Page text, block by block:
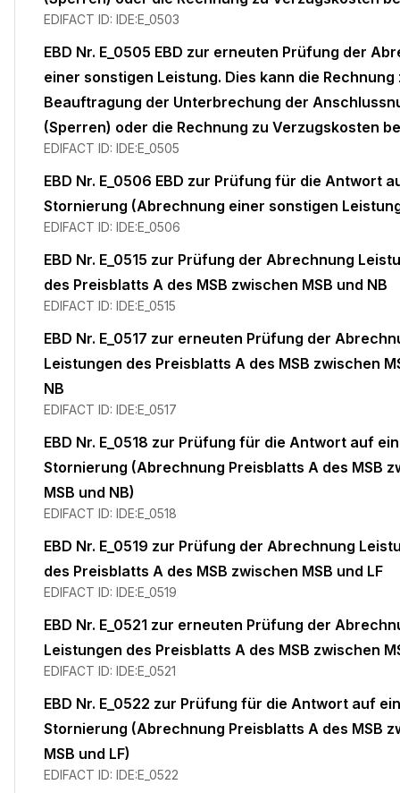
EDIFACT ID: IDE:E_0503
EBD Nr. E_0505 EBD zur erneuten Prüfung der
einer sonstigen Leistung. Dies kann die Rechnung
Beauftragung der Unterbrechung der
(Sperren) oder die Rechnung zu Verzugskosten
EDIFACT ID: IDE:E_0505
EBD Nr. E_0506 EBD zur Prüfung für die Antwort
Stornierung (Abrechnung einer sonstigen
EDIFACT ID: IDE:E_0506
EBD Nr. E_0515 zur Prüfung der Abrechnung
des Preisblatts A des MSB zwischen MSB und NB
EDIFACT ID: IDE:E_0515
EBD Nr. E_0517 zur erneuten Prüfung der
Leistungen des Preisblatts A des MSB zwischen
NB
EDIFACT ID: IDE:E_0517
EBD Nr. E_0518 zur Prüfung für die Antwort auf
Stornierung (Abrechnung Preisblatts A des MSB
MSB und NB)
EDIFACT ID: IDE:E_0518
EBD Nr. E_0519 zur Prüfung der Abrechnung
des Preisblatts A des MSB zwischen MSB und LF
EDIFACT ID: IDE:E_0519
EBD Nr. E_0521 zur erneuten Prüfung der
Leistungen des Preisblatts A des MSB zwischen
EDIFACT ID: IDE:E_0521
EBD Nr. E_0522 zur Prüfung für die Antwort auf
Stornierung (Abrechnung Preisblatts A des MSB
MSB und LF)
EDIFACT ID: IDE:E_0522